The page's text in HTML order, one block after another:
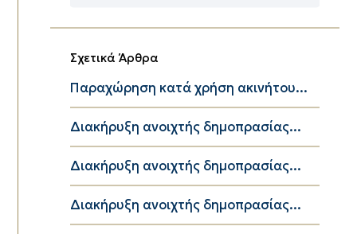
Σχετικά Άρθρα
Παραχώρηση κατά χρήση ακινήτου...
Διακήρυξη ανοιχτής δημοπρασίας...
Διακήρυξη ανοιχτής δημοπρασίας...
Διακήρυξη ανοιχτής δημοπρασίας...